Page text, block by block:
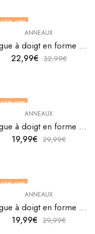
30% OFF
ANNEAUX
Bague à doigt en forme de cœur en acier inoxydable plaqué or 18 carats de V&F Jewelers
22,99€ 32,99€
33% OFF
ANNEAUX
Bague à doigt en forme de cœur en acier inoxydable plaqué or 18K de V&F Jewellers
19,99€ 29,99€
33% OFF
OUT OF STOCK
ANNEAUX
Bague à doigt en forme de cœur en acier inoxydable plaqué or 18K de V&F Jewellers
19,99€ 29,99€